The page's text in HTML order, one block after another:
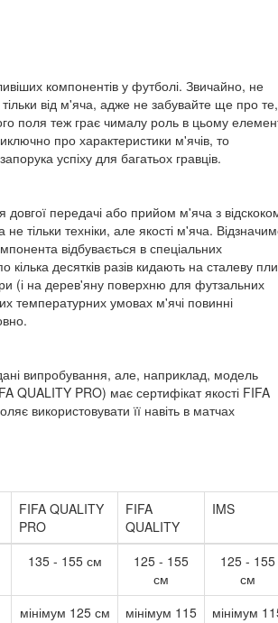
компонентів у футболі. Звичайно, не
тільки від м'яча, адже не забувайте ще про те,
поля теж грає чималу роль в цьому
про характеристики м'ячів, то
успіху для багатьох гравців.
довгої передачі або прийом м'яча з
тільки техніки, але якості м'яча.
відбувається в спеціальних
кілька десятків разів кидають на сталеву
(і на дерев'яну поверхню для футзальних
температурних умовах м'ячі повинні
випробування, але, наприклад, модель
QUALITY PRO) має сертифікат якості FIFA
використовувати її навіть в матчах
FIFA QUALITY
PRO
FIFA
QUALITY
IMS
135 - 155 см
125 - 155
см
125 - 155
см
мінімум 125 см
мінімум 115
мінімум